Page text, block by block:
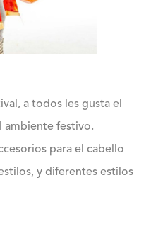
a todos les gusta el
ambiente festivo.
para el cabello
y diferentes estilos